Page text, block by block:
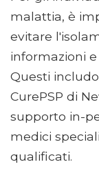
malattia, è
evitare
informazioni
Questi
CurePSP di
supporto in-
medici
qualificati.